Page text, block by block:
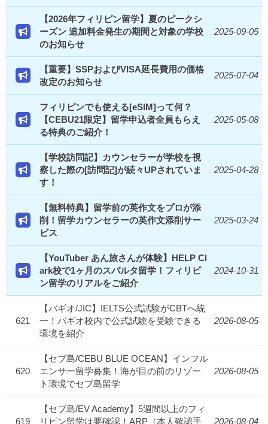
【2026年フィリピン留学】夏のピークシ
ーズン 追加料金発生の期間と対象の学校
のお知らせ
2025-09-05
【重要】SSPおよびVISA延長費用の価格
改定のお知らせ
2025-07-04
フィリピンでも使える[eSIM]って何？
【CEBU21限定】留学申込者全員もらえ
る特典のご紹介！
2025-05-08
【学校訪問記】カウンセラーが学校を視
察した際の[訪問記]が続々UPされていま
す！
2025-04-28
【無料特典】留学前の英作文をプロが添
削！留学カウンセラーの英作文添削サー
ビス
2025-03-24
【YouTuber あん旅さんが体験】HELP Cl
ark校で1ヶ月のスパルタ留学！フィリピ
ン留学のリアルをご紹介
2024-10-31
621
【バギオ/JIC】IELTS公式試験がCBTへ統
一！バギオ校内で公式試験を受験できる
環境を紹介
2026-08-05
620
【セブ島/CEBU BLUE OCEAN】インフル
エンサー留学募集！海が目の前のリゾー
ト環境でセブ島留学
2026-08-05
619
【セブ島/EV Academy】5週間以上のフィ
リピン留学は要確認！ARP（本人確認手
2026-08-04